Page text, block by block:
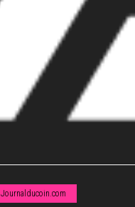
Journalducoin.com